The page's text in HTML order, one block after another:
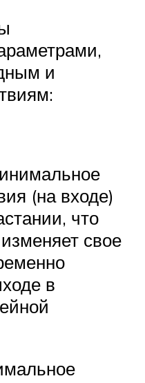
и
(на входе)
что
свое
в